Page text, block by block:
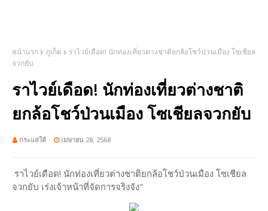
หน้าแรก ภูเก็ต
ราไวย์เดือด! นักท่องเที่ยวต่างชาติยกล้อโชว์ป่วนเมือง โซเชียล
จวกยับ
ราไวย์เดือด! นักท่องเที่ยวต่างชาติ
ยกล้อโชว์ป่วนเมือง โซเชียลจวกยับ
กระแสใต้ เมษายน 28, 2568
ราไวย์เดือด! นักท่องเที่ยวต่างชาติยกล้อโชว์ป่วนเมือง โซเชียล
จวกยับ เร่งเจ้าหน้าที่จัดการจริงจัง"